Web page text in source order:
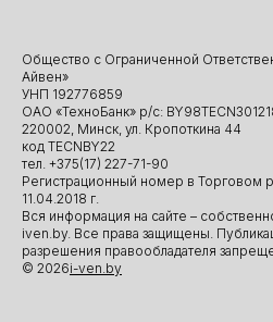
Общество с Ограниченной
Айвен»
УНП 192776859
ОАО «ТехноБанк» р/с:
220002, Минск, ул. Кропоткина 44
код TECNBY22
тел. +375(17) 227-71-90
Регистрационный номер в
11.04.2018 г.
Вся информация на сайте –
iven.by. Все права защищены.
разрешения правообладателя
© 2026i-ven.by